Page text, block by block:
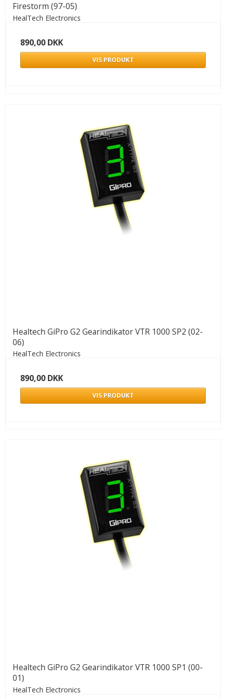
Firestorm (97-05)
HealTech Electronics
890,00 DKK
VIS PRODUKT
Healtech GiPro G2 Gearindikator VTR 1000 SP2 (02-
06)
HealTech Electronics
890,00 DKK
VIS PRODUKT
Healtech GiPro G2 Gearindikator VTR 1000 SP1 (00-
01)
HealTech Electronics